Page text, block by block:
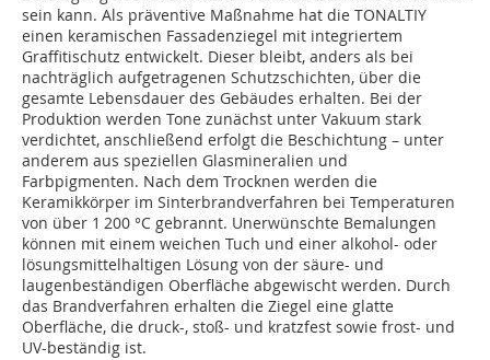
sein kann. Als präventive Maßnahme hat die TONALTIY
einen keramischen Fassadenziegel mit integriertem
Graffitischutz entwickelt. Dieser bleibt, anders als bei
nachträglich aufgetragenen Schutzschichten, über die
gesamte Lebensdauer des Gebäudes erhalten. Bei der
Produktion werden Tone zunächst unter Vakuum stark
verdichtet, anschließend erfolgt die Beschichtung – unter
anderem aus speziellen Glasmineralien und
Farbpigmenten. Nach dem Trocknen werden die
Keramikkörper im Sinterbrandverfahren bei Temperaturen
von über 1 200 °C gebrannt. Unerwünschte Bemalungen
können mit einem weichen Tuch und einer alkohol- oder
lösungsmittelhaltigen Lösung von der säure- und
laugenbeständigen Oberfläche abgewischt werden. Durch
das Brandverfahren erhalten die Ziegel eine glatte
Oberfläche, die druck-, stoß- und kratzfest sowie frost- und
UV-beständig ist.